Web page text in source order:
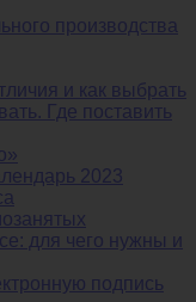
производства
и как выбрать
Где поставить
2023
для чего нужны и
подпись